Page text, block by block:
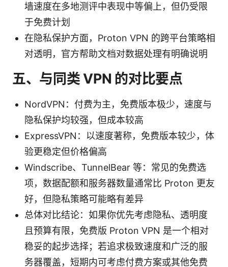
墙速度在多地测评中表现中等偏上，但仍受限
于免费计划
在隐私保护方面，Proton VPN 的跨平台策略相
对透明，官方帮助文档对数据处理有明确说明
五、与同类 VPN 的对比要点
NordVPN：付费为主，免费版本极少，速度与
隐私保护均较强，但成本较高
ExpressVPN：以速度著称，免费版本较少，体
验更稳定但价格偏高
Windscribe、TunnelBear 等：常见的免费选
项，数据配额和服务器数量通常比 Proton 更友
好，但隐私策略可能略有差异
总体对比结论：如果你优先考虑隐私、透明度
且预算有限，免费版 Proton VPN 是一个相对
稳妥的起步选择；若追求极致速度和广泛的服
务器覆盖，短期内可考虑付费方案或其他免费